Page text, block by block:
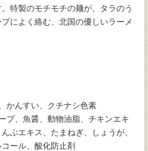
特製のモチモチの麺が、タラのう
によく絡む、北国の優しいラーメ
かんすい、クチナシ色素
プ、魚醤、動物油脂、チキンエキ
ぶエキス、たまねぎ、しょうが、
ール、酸化防止剤